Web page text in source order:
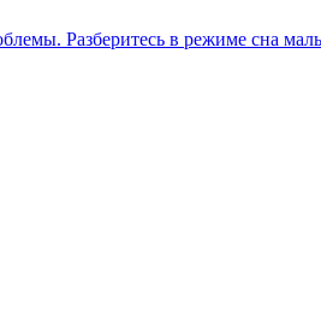
Разберитесь в режиме сна